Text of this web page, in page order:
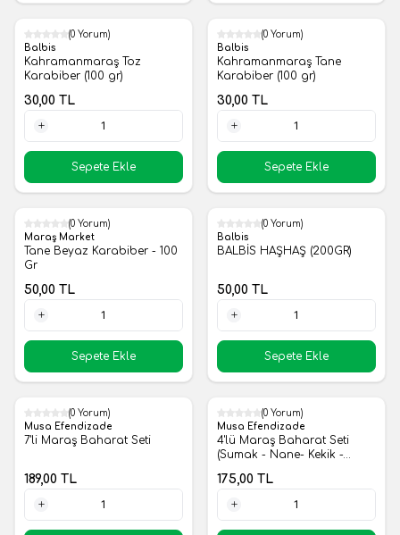
Yeni
(0 Yorum)
Balbis
Kahramanmaraş Toz
Karabiber (100 gr)
30,00 TL
Sepete Ekle
Yeni
(0 Yorum)
Balbis
Kahramanmaraş Tane
Karabiber (100 gr)
30,00 TL
Sepete Ekle
Yeni
(0 Yorum)
Maraş Market
Tane Beyaz Karabiber - 100
Gr
50,00 TL
Sepete Ekle
Yeni
(0 Yorum)
Balbis
BALBİS HAŞHAŞ (200GR)
50,00 TL
Sepete Ekle
Yeni
(0 Yorum)
Musa Efendizade
7'li Maraş Baharat Seti
189,00 TL
Yeni
(0 Yorum)
Musa Efendizade
4'lü Maraş Baharat Seti
(Sumak - Nane- Kekik -
175,00 TL